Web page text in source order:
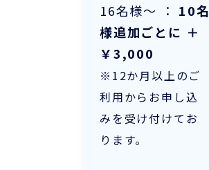
16名様～ ： 10名
様追加ごとに ＋
￥3,000
※12か月以上のご
利用からお申し込
みを受け付けてお
ります。